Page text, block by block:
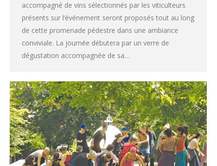
accompagné de vins sélectionnés par les viticulteurs
présents sur l’événement seront proposés tout au long
de cette promenade pédestre dans une ambiance
conviviale. La journée débutera par un verre de
dégustation accompagnée de sa…